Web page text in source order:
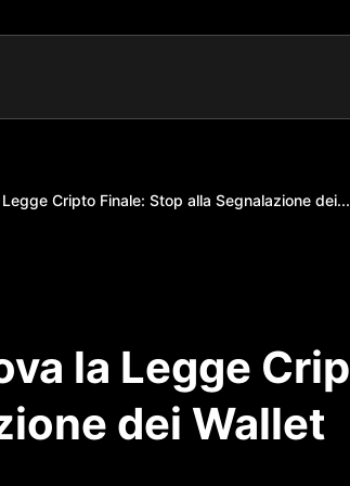
Cripto Finale: Stop alla Segnalazione dei...
la Legge
dei Wallet